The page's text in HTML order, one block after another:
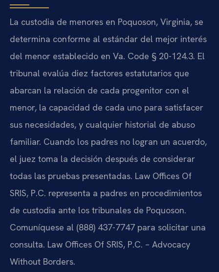
La custodia de menores en Poquoson, Virginia, se
determina conforme al estándar del mejor interés
del menor establecido en Va. Code § 20-124.3. El
tribunal evalúa diez factores estatutarios que
abarcan la relación de cada progenitor con el
menor, la capacidad de cada uno para satisfacer
sus necesidades, y cualquier historial de abuso
familiar. Cuando los padres no logran un acuerdo,
el juez toma la decisión después de considerar
todas las pruebas presentadas. Law Offices Of
SRIS, P.C. representa a padres en procedimientos
de custodia ante los tribunales de Poquoson.
Comuníquese al (888) 437-7747 para solicitar una
consulta. Law Offices Of SRIS, P.C. – Advocacy
Without Borders.